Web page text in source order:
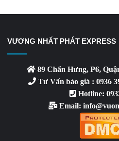
VƯƠNG NHẤT PHÁT EXPRESS
89 Chấn Hưng, P6,
Tư Vấn báo giá : 0936
Hotline:
Email: